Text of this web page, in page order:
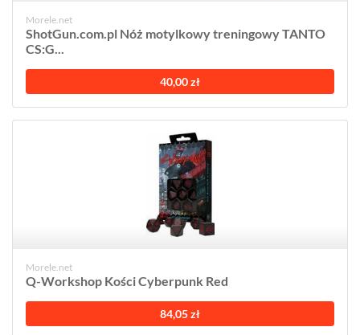
Morele.net
ShotGun.com.pl Nóż motylkowy treningowy TANTO
CS:G...
40,00 zł
Morele.net
Q-Workshop Kości Cyberpunk Red
84,05 zł